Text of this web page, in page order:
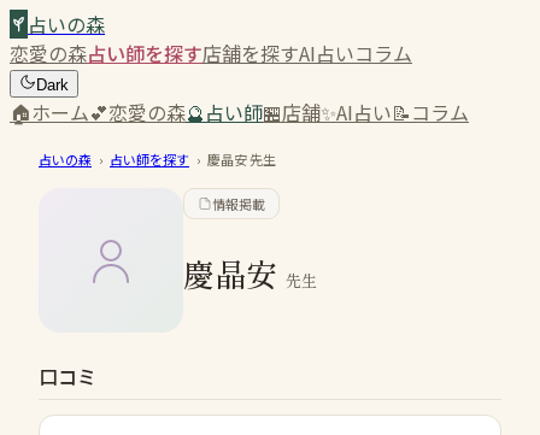
占いの森
恋愛の森占い師を探す店舗を探すAI占いコラム
Dark
🏠ホーム💕恋愛の森🔮占い師🏪店舗✨AI占い📝コラム
占いの森 › 占い師を探す › 慶晶安先生
情報掲載
慶晶安 先生
口コミ